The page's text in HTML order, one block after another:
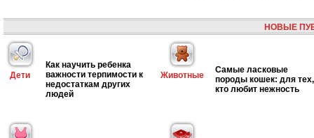
НОВЫЕ
Дети
Как научить ребенка
важности терпимости к
недостаткам других
людей
Животные
Самые ласковые
породы кошек: для тех,
кто любит нежность